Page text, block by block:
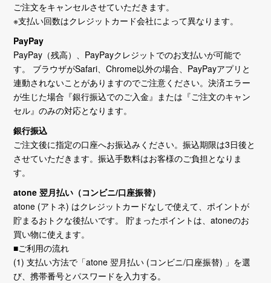
ご注文をキャンセルさせていただきます。
※支払い回数はクレジットカード会社によって異なります。
PayPay
PayPay（残高）、PayPayクレジットでのお支払いが可能で
す。 ブラウザがSafari、Chrome以外の場合、PayPayアプリと
連動されないことがありますのでご注意ください。決済エラー
が生じた場合『銀行振込でのご入金』または『ご注文のキャン
セル』のみの対応となります。
銀行振込
ご注文後に指定の口座へお振込みください。振込期限は3日後と
させていただきます。振込手数料はお客様のご負担となりま
す。
atone 翌月払い（コンビニ/口座振替）
atone (アトネ) はクレジットカードなしで使えて、ポイントが
貯まるおトクな後払いです。 貯まったポイントは、atoneのお
買い物に使えます。
■ご利用の流れ
(1) 支払い方法で「atone 翌月払い (コンビニ/口座振替) 」を選
び、携帯番号とパスワードを入力する。